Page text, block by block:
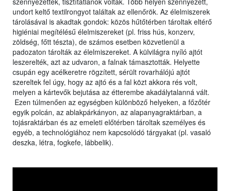
undort keltő textilrongyot találtak az ellenőrök. Az élelmiszerek
tárolásával is akadtak gondok: közös hűtőtérben tároltak eltérő
higiéniai megítélésű élelmiszereket (pl. friss hús, konzerv,
zöldség, főtt tészta), de számos esetben közvetlenül a
padozaton tárolták az élelmiszereket. A külvilágra nyíló ajtót
leszerelték, azt az udvaron, a falnak támasztották. Helyette
csupán egy acélkeretre rögzített, sérült rovarhálójú ajtót
szereltek fel úgy, hogy az ajtó és a fal közt akkora rés volt,
melyen a kártevők bejutása az étterembe akadálytalanná vált.
Ezen túlmenően az egységben különböző helyeken, a főzőtér
egyik polcán, az ablakpárkányon, az alapanyagraktárban, a
tojásraktárban és az emeleti előtérben tároltak személyes és
egyéb, a technológiához nem kapcsolódó tárgyakat (pl. vasaló
deszka, létra, fogkefe, lábbelik).